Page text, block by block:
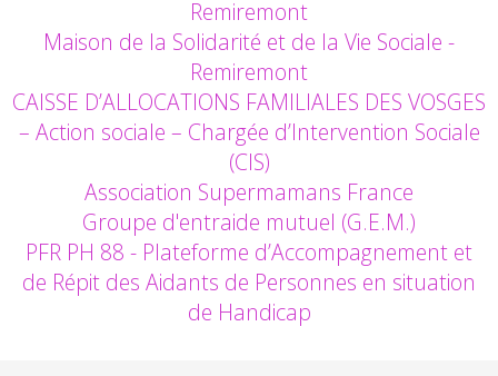
Remiremont
Maison de la Solidarité et de la Vie Sociale -
Remiremont
CAISSE D’ALLOCATIONS FAMILIALES DES VOSGES
– Action sociale – Chargée d’Intervention Sociale
(CIS)
Association Supermamans France
Groupe d'entraide mutuel (G.E.M.)
PFR PH 88 - Plateforme d’Accompagnement et
de Répit des Aidants de Personnes en situation
de Handicap